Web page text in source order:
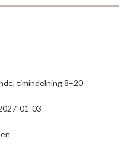
timindelning 8–20
01-03